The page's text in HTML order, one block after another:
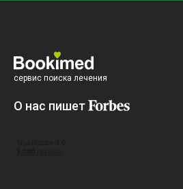
сервис поиска лечения
О нас пишет